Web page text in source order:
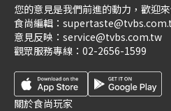
您的意見是我們前進的動力，歡迎
食尚編輯：
意見反映： service@tvbs.com.tw
觀眾服務專線： 02-2656-1599
關於食尚玩家